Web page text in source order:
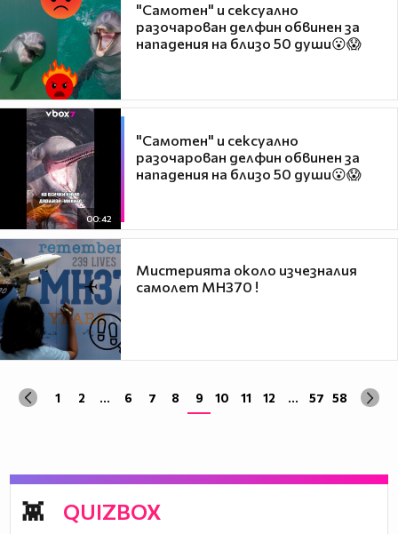
QUIZBOX
"Самотен" и сексуално
разочарован делфин обвинен за
нападения на близо 50 души😮😱
00:42
"Самотен" и сексуално
разочарован делфин обвинен за
нападения на близо 50 души😮😱
Мистерията около изчезналия
самолет MH370 !
1 2 ... 6 7 8 9 10 11 12 ... 57 58